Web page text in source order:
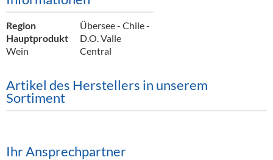
Region
Übersee - Chile -
D.O. Valle
Central
Hauptprodukt
Wein
Artikel des Herstellers in unserem
Sortiment
Ihr Ansprechpartner